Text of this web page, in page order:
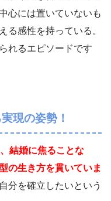
心には置いていないも
る感性を持っている。
れるエピソードです
現の姿勢！
結婚に焦ることな
の生き方を貫いていま
分を確立したいという